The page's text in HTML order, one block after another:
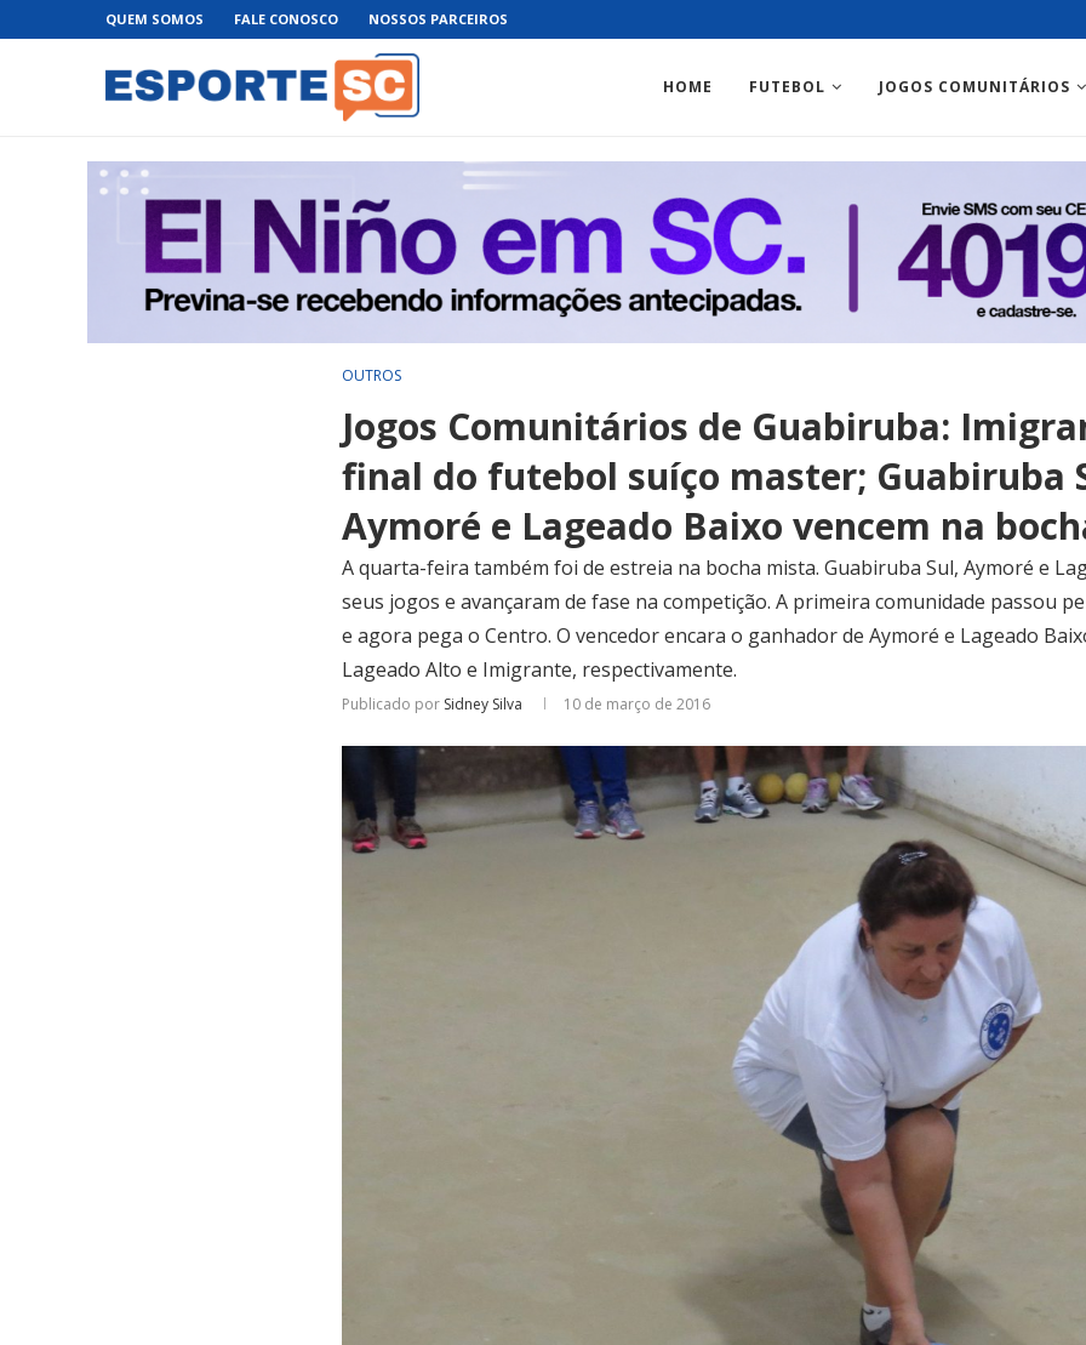
QUEM SOMOS FALE CONOSCO NOSSOS PARCEIROS
HOME FUTEBOL JOGOS COMUNITÁRIOS
OUTROS
Jogos Comunitários de Guabiruba:
final do futebol suíço master; Guabiruba
Aymoré e Lageado Baixo vencem na
A quarta-feira também foi de estreia na bocha mista. Guabiruba Sul, Aymoré e
seus jogos e avançaram de fase na competição. A primeira comunidade passou
e agora pega o Centro. O vencedor encara o ganhador de Aymoré e Lageado
Lageado Alto e Imigrante, respectivamente.
Publicado por Sidney Silva 10 de março de 2016